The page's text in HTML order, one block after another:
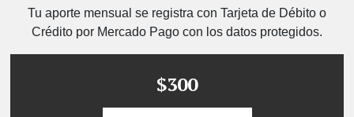
Tu aporte mensual se registra con Tarjeta de Débito o
Crédito por Mercado Pago con los datos protegidos.
$300